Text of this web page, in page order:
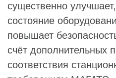
существенно
состояние
повышает
счёт дополнительных
соответствия